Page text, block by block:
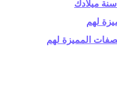
ميلادك
لهم
المميزة لهم